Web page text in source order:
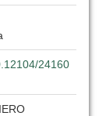
24160